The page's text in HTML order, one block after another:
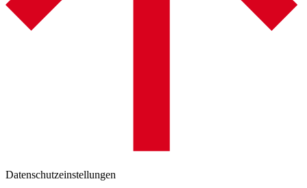
Datenschutzeinstellungen